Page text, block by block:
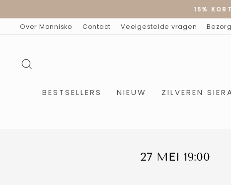
artikel
15%
Over Mannisko Contact Veelgestelde vragen
BESTSELLERS NIEUW ZILVEREN
27 MEI 19:00